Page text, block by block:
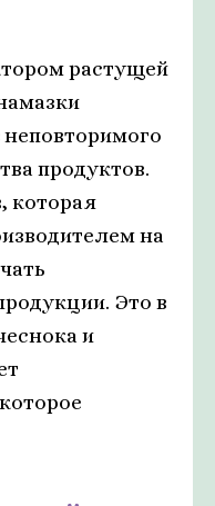
растущей
неповторимого
продуктов.
которая
на
Это в
и